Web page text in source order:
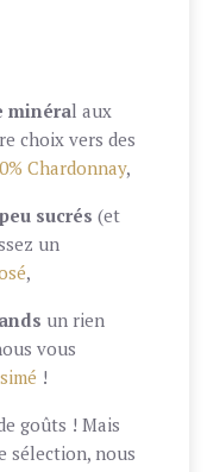
minéral aux
choix vers des
Chardonnay,
sucrés (et
un
,
un rien
vous
!
goûts ! Mais
sélection, nous